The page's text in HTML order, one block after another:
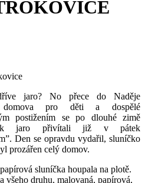
jaro? No přece do Naděje
pro děti a dospělé
postižením se po dlouhé zimě
jaro přivítali již v pátek
Den se opravdu vydařil, sluníčko
prozářen celý domov.
sluníčka houpala na plotě.
všeho druhu, malovaná, papírová,